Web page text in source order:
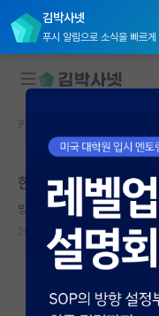
김박사넷
푸시 알림으로 소식을 빠르게
대학원생 모집
국내대학원 정보
연구실&오픈랩
커뮤니티
커뮤니티 홈
커뮤니티 홈
한국어 실험 연구 참여
방탕한 장자크 루소
2024.11.28 0 1447